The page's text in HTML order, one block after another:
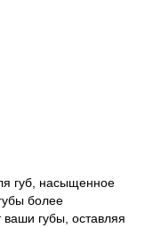
губ, насыщенное
более
губы, оставляя